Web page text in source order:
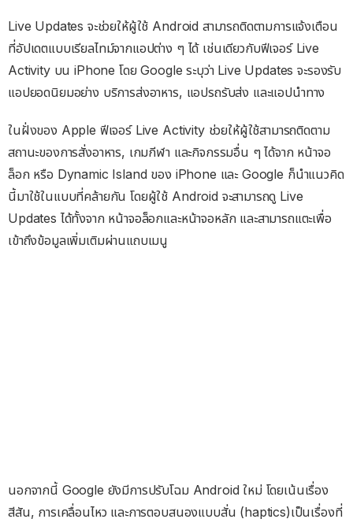
Live Updates จะช่วยให้ผู้ใช้ Android สามารถติดตามการแจ้งเตือน
ที่อัปเดตแบบเรียลไทม์จากแอปต่าง ๆ ได้ เช่นเดียวกับฟีเจอร์ Live
Activity บน iPhone โดย Google ระบุว่า Live Updates จะรองรับ
แอปยอดนิยมอย่าง บริการส่งอาหาร, แอปรถรับส่ง และแอปนำทาง
ในฝั่งของ Apple ฟีเจอร์ Live Activity ช่วยให้ผู้ใช้สามารถติดตาม
สถานะของการสั่งอาหาร, เกมกีฬา และกิจกรรมอื่น ๆ ได้จาก หน้าจอ
ล็อก หรือ Dynamic Island ของ iPhone และ Google ก็นำแนวคิด
นี้มาใช้ในแบบที่คล้ายกัน โดยผู้ใช้ Android จะสามารถดู Live
Updates ได้ทั้งจาก หน้าจอล็อกและหน้าจอหลัก และสามารถแตะเพื่อ
เข้าถึงข้อมูลเพิ่มเติมผ่านแถบเมนู
นอกจากนี้ Google ยังมีการปรับโฉม Android ใหม่ โดยเน้นเรื่อง
สีสัน, การเคลื่อนไหว และการตอบสนองแบบสั่น (haptics)เป็นเรื่องที่